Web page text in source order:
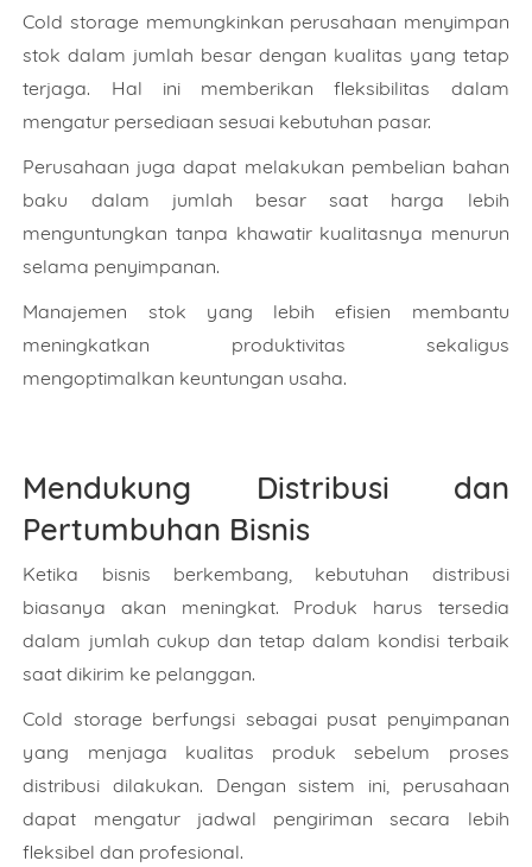
Cold storage memungkinkan perusahaan menyimpan
stok dalam jumlah besar dengan kualitas yang tetap
terjaga. Hal ini memberikan fleksibilitas dalam
mengatur persediaan sesuai kebutuhan pasar.
Perusahaan juga dapat melakukan pembelian bahan
baku dalam jumlah besar saat harga lebih
menguntungkan tanpa khawatir kualitasnya menurun
selama penyimpanan.
Manajemen stok yang lebih efisien membantu
meningkatkan produktivitas sekaligus
mengoptimalkan keuntungan usaha.
Mendukung Distribusi dan
Pertumbuhan Bisnis
Ketika bisnis berkembang, kebutuhan distribusi
biasanya akan meningkat. Produk harus tersedia
dalam jumlah cukup dan tetap dalam kondisi terbaik
saat dikirim ke pelanggan.
Cold storage berfungsi sebagai pusat penyimpanan
yang menjaga kualitas produk sebelum proses
distribusi dilakukan. Dengan sistem ini, perusahaan
dapat mengatur jadwal pengiriman secara lebih
fleksibel dan profesional.